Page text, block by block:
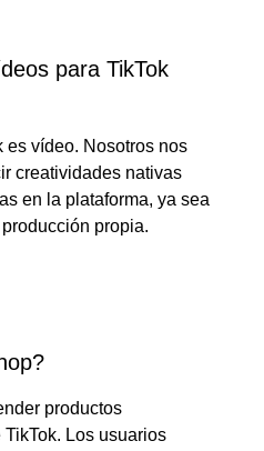
para TikTok
es vídeo. Nosotros nos
creatividades nativas
en la plataforma, ya sea
propia.
productos
Los usuarios